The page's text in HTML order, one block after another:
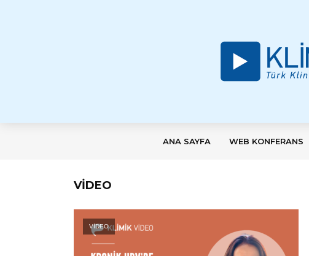
ANA SAYFA WEB KONFERANS
VIDEO
VİDEO